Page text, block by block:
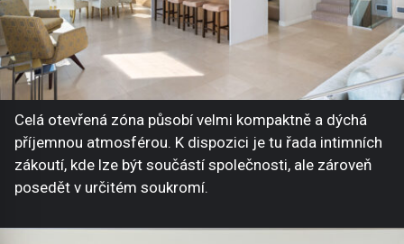
Celá otevřená zóna působí velmi kompaktně a dýchá
příjemnou atmosférou. K dispozici je tu řada intimních
zákoutí, kde lze být součástí společnosti, ale zároveň
posedět v určitém soukromí.